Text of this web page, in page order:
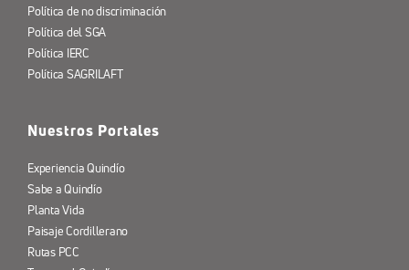
Política de no discriminación
Política del SGA
Política IERC
Política SAGRILAFT
Nuestros Portales
Experiencia Quindío
Sabe a Quindío
Planta Vida
Paisaje Cordillerano
Rutas PCC